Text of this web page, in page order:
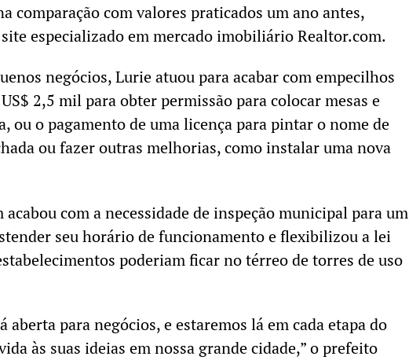
comparação com valores praticados um ano antes,
especializado em mercado imobiliário Realtor.com.
negócios, Lurie atuou para acabar com empecilhos
2,5 mil para obter permissão para colocar mesas e
ou o pagamento de uma licença para pintar o nome de
ou fazer outras melhorias, como instalar uma nova
com a necessidade de inspeção municipal para um
seu horário de funcionamento e flexibilizou a lei
poderiam ficar no térreo de torres de uso
aberta para negócios, e estaremos lá em cada etapa do
às suas ideias em nossa grande cidade,” o prefeito